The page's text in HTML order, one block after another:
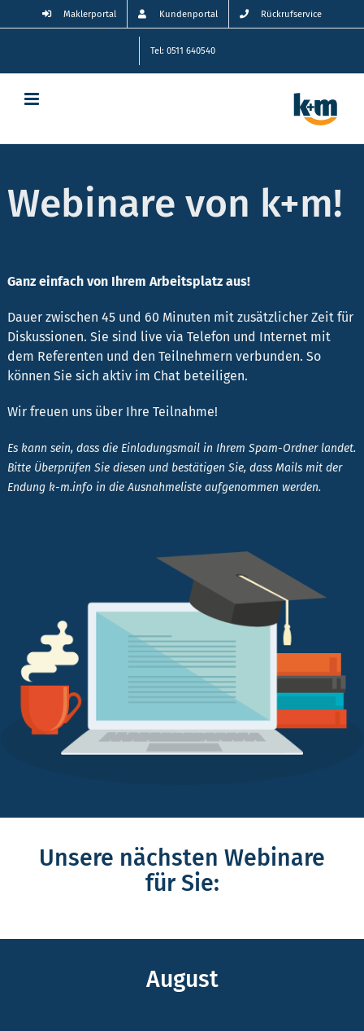
Inhalt
Maklerportal Kundenportal Rückrufservice
Tel: 0511 640540
Webinare von k+m!
Ganz einfach von Ihrem Arbeitsplatz aus!
Dauer zwischen 45 und 60 Minuten mit zusätzlicher Zeit für
Diskussionen. Sie sind live via Telefon und Internet mit
dem Referenten und den Teilnehmern verbunden. So
können Sie sich aktiv im Chat beteiligen.
Wir freuen uns über Ihre Teilnahme!
Es kann sein, dass die Einladungsmail in Ihrem Spam-Ordner landet.
Bitte Überprüfen Sie diesen und bestätigen Sie, dass Mails mit der
Endung k-m.info in die Ausnahmeliste aufgenommen werden.
Unsere nächsten Webinare
für Sie:
August